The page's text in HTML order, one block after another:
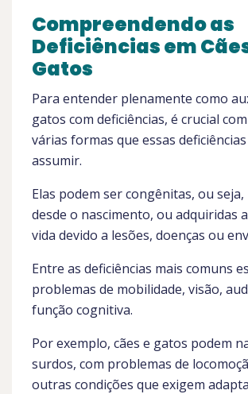
Compreendendo as
Deficiências em
Gatos
Para entender plenamente como
gatos com deficiências, é crucial
várias formas que essas
assumir.
Elas podem ser congênitas, ou
desde o nascimento, ou adquiridas
vida devido a lesões, doenças ou
Entre as deficiências mais comuns
problemas de mobilidade, visão,
função cognitiva.
Por exemplo, cães e gatos podem
surdos, com problemas de
outras condições que exigem